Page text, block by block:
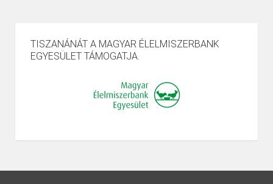
TISZANÁNÁT A MAGYAR ÉLELMISZERBANK
EGYESÜLET TÁMOGATJA.